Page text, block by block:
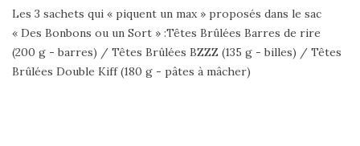
Les 3 sachets qui « piquent un max » proposés dans le sac
« Des Bonbons ou un Sort » :Têtes Brûlées Barres de rire
(200 g - barres) / Têtes Brûlées BZZZ (135 g - billes) / Têtes
Brûlées Double Kiff (180 g - pâtes à mâcher)